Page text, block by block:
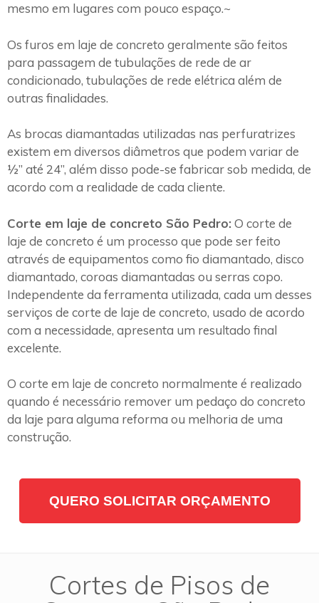
mesmo em lugares com pouco espaço.~
Os furos em laje de concreto geralmente são feitos
para passagem de tubulações de rede de ar
condicionado, tubulações de rede elétrica além de
outras finalidades.
As brocas diamantadas utilizadas nas perfuratrizes
existem em diversos diâmetros que podem variar de
½” até 24”, além disso pode-se fabricar sob medida, de
acordo com a realidade de cada cliente.
Corte em laje de concreto São Pedro: O corte de
laje de concreto é um processo que pode ser feito
através de equipamentos como fio diamantado, disco
diamantado, coroas diamantadas ou serras copo.
Independente da ferramenta utilizada, cada um desses
serviços de corte de laje de concreto, usado de acordo
com a necessidade, apresenta um resultado final
excelente.
O corte em laje de concreto normalmente é realizado
quando é necessário remover um pedaço do concreto
da laje para alguma reforma ou melhoria de uma
construção.
QUERO SOLICITAR ORÇAMENTO
Cortes de Pisos de